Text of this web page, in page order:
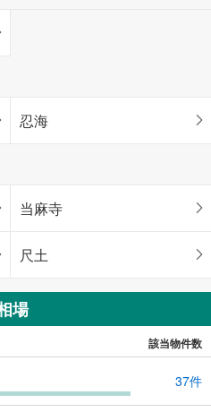
忍海
当麻寺
尺土
場
該当物件数
37件